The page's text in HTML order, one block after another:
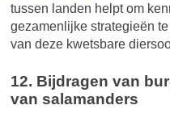
tussen landen helpt om
gezamenlijke strategieën
van deze kwetsbare
12. Bijdragen van
van salamanders